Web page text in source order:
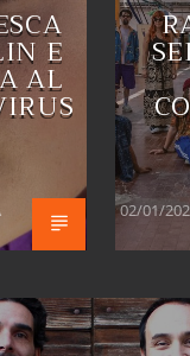
E
AL
02/01/